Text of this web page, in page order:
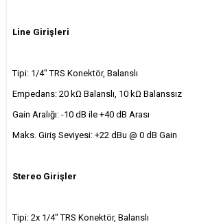
Line Girişleri
Tipi: 1/4" TRS Konektör, Balanslı
Empedans: 20 kΩ Balanslı, 10 kΩ Balanssız
Gain Aralığı: -10 dB ile +40 dB Arası
Maks. Giriş Seviyesi: +22 dBu @ 0 dB Gain
Stereo Girişler
Tipi: 2x 1/4" TRS Konektör, Balanslı